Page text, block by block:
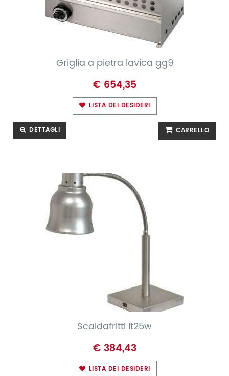
Griglia a pietra lavica gg9
€ 654,35
LISTA DEI DESIDERI
DETTAGLI CARRELLO
Scaldafritti lt25w
€ 384,43
LISTA DEI DESIDERI